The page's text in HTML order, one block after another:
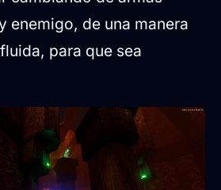
enemigo, de una manera
para que sea